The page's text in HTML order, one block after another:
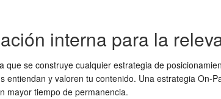
interna para la
que se construye cualquier estrategia de
entiendan y valoren tu contenido. Una estrategia
mayor tiempo de permanencia.